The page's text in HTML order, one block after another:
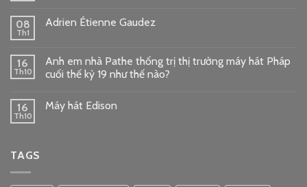
08
Th1
Adrien Étienne Gaudez
16
Th10
Anh em nhà Pathe thống trị thị trường máy hát Pháp
cuối thế kỷ 19 như thế nào?
16
Th10
Máy hát Edison
TAGS